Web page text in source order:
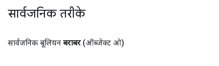
सार्वजनिक तरीके
सार्वजनिक बूलियन बराबर (ऑब्जेक्ट ओ)